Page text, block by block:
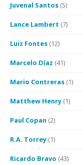
Juvenal Santos (5)
Lance Lambert (7)
Luiz Fontes (12)
Marcelo Díaz (41)
Mario Contreras (1)
Matthew Henry (1)
Paul Copan (2)
R.A. Torrey (1)
Ricardo Bravo (43)